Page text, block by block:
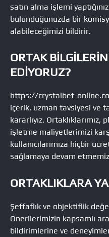
satın alma işlemi
bulunduğunuzda bir
alabileceğimizi bildirir.
ORTAK
EDIYORUZ?
https://crystalbet-
içerik, uzman tavsiyesi ve
kararlıyız.
işletme maliyetlerimizi
kullanıcılarımıza hiçbir
sağlamaya devam
ORTAKLIKLARA
Şeffaflık ve objektiflik
Önerilerimizin kapsamlı
bildirimlerine ve